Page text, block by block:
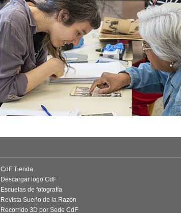
CdF Tienda
Descargar logo CdF
Escuelas de fotografía
Revista Sueño de la Razón
Recorrido 3D por Sede CdF